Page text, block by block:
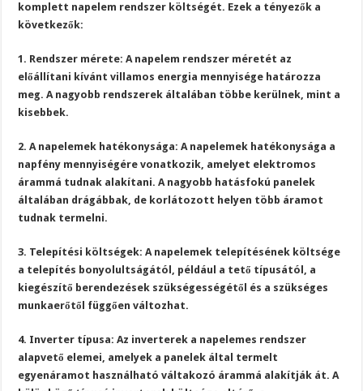
komplett napelem rendszer költségét. Ezek a tényezők a
következők:
1. Rendszer mérete: A napelem rendszer méretét az
előállítani kívánt villamos energia mennyisége határozza
meg. A nagyobb rendszerek általában többe kerülnek, mint a
kisebbek.
2. A napelemek hatékonysága: A napelemek hatékonysága a
napfény mennyiségére vonatkozik, amelyet elektromos
árammá tudnak alakítani. A nagyobb hatásfokú panelek
általában drágábbak, de korlátozott helyen több áramot
tudnak termelni.
3. Telepítési költségek: A napelemek telepítésének költsége
a telepítés bonyolultságától, például a tető típusától, a
kiegészítő berendezések szükségességétől és a szükséges
munkaerőtől függően változhat.
4. Inverter típusa: Az inverterek a napelemes rendszer
alapvető elemei, amelyek a panelek által termelt
egyenáramot használható váltakozó árammá alakítják át. A